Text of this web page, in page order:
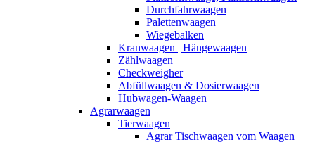
Durchfahrwaagen
Palettenwaagen
Wiegebalken
Kranwaagen | Hängewaagen
Zählwaagen
Checkweigher
Abfüllwaagen & Dosierwaagen
Hubwagen-Waagen
Agrarwaagen
Tierwaagen
Agrar Tischwaagen vom Waagen